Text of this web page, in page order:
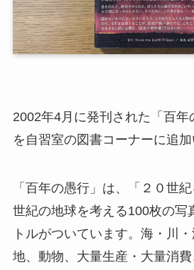
2002年4月に発刊された「百年
を自習室の図書コーナーに追加
「百年の愚行」は、「２０世
世紀の地球を考える100枚の写
トルがついています。海・川
地、動物、大量生産・大量消